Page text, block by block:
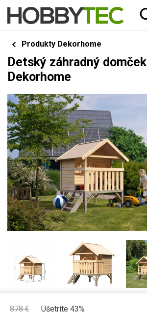
Produkty Dekorhome
Detský záhradný domček
Dekorhome
878€ Ušetríte 43%